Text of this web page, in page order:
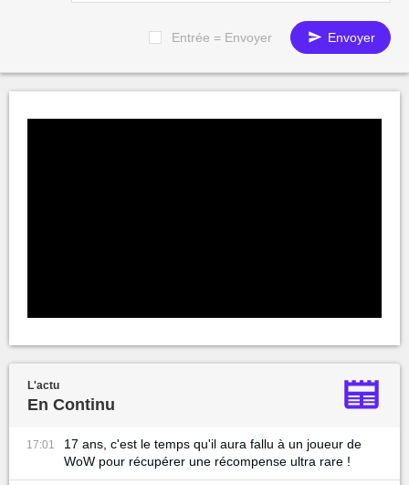
Entrée = Envoyer Envoyer
L'actu
En Continu
17:01
17 ans, c'est le temps qu'il aura fallu à un joueur de
WoW pour récupérer une récompense ultra rare !